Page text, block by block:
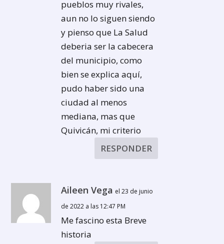
pueblos muy rivales,
aun no lo siguen siendo
y pienso que La Salud
deberia ser la cabecera
del municipio, como
bien se explica aquí,
pudo haber sido una
ciudad al menos
mediana, mas que
Quivicán, mi criterio
RESPONDER
Aileen Vega el 23 de junio
de 2022 a las 12:47 PM
Me fascino esta Breve
historia